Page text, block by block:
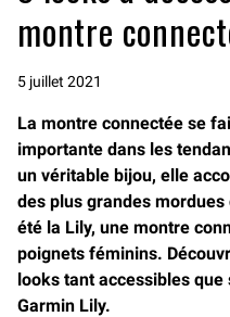
montre
5 juillet 2021
La montre connectée se
importante dans les
un véritable bijou, elle
des plus grandes
été la Lily, une montre
poignets féminins.
looks tant accessibles
Garmin Lily.